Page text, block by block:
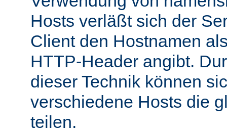
Hosts verläßt sich der
Client den Hostnamen
HTTP-Header angibt.
dieser Technik können
verschiedene Hosts die
teilen.